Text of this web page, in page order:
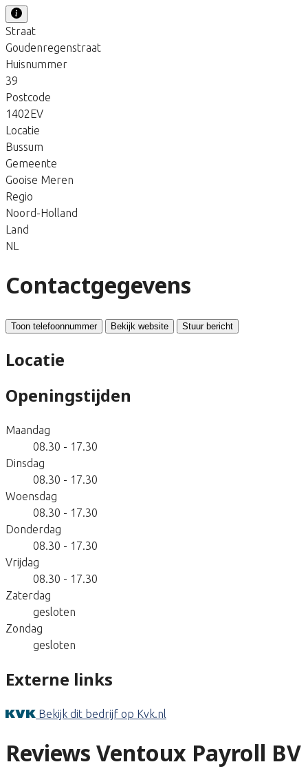
Straat
Goudenregenstraat
Huisnummer
39
Postcode
1402EV
Locatie
Bussum
Gemeente
Gooise Meren
Regio
Noord-Holland
Land
NL
Contactgegevens
Toon telefoonnummer Bekijk website Stuur bericht
Locatie
Openingstijden
Maandag
08.30 - 17.30
Dinsdag
08.30 - 17.30
Woensdag
08.30 - 17.30
Donderdag
08.30 - 17.30
Vrijdag
08.30 - 17.30
Zaterdag
gesloten
Zondag
gesloten
Externe links
Bekijk dit bedrijf op Kvk.nl
Reviews Ventoux Payroll BV